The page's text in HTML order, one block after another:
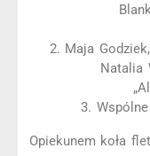
2. Maja
Natalia
3.
Opiekunem koła